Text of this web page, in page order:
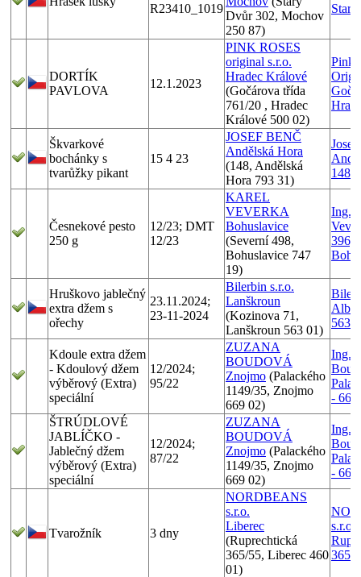
R23410_1019
Dvůr 302, Mochov
250 87)
DORTÍK
PAVLOVA
12.1.2023
PINK ROSES
original s.r.o.
Hradec Králové
(Gočárova třída
761/20 , Hradec
Králové 500 02)
Pink
Škvarkové
bochánky s
tvarůžky pikant
15 4 23
JOSEF BENČ
Andělská Hora
(148, Andělská
Hora 793 31)
Josef
148
Česnekové pesto
250 g
12/23; DMT
12/23
KAREL
VEVERKA
Bohuslavice
(Severní 498,
Bohuslavice 747
19)
Ing.
396,
Hruškovo jablečný
extra džem s
ořechy
23.11.2024;
23-11-2024
Bilerbin s.r.o.
Lanškroun
(Kozinova 71,
Lanškroun 563 01)
Kdoule extra džem
- Kdoulový džem
výběrový (Extra)
speciální
12/2024;
95/22
ZUZANA
BOUDOVÁ
Znojmo (Palackého
1149/35, Znojmo
669 02)
Ing.
- 669
ŠTRÚDLOVÉ
JABLÍČKO -
Jablečný džem
výběrový (Extra)
speciální
12/2024;
87/22
ZUZANA
BOUDOVÁ
Znojmo (Palackého
1149/35, Znojmo
669 02)
Ing.
- 669
Tvarožník 3 dny
NORDBEANS
s.r.o.
Liberec
(Ruprechtická
365/55, Liberec 460
01)
365/